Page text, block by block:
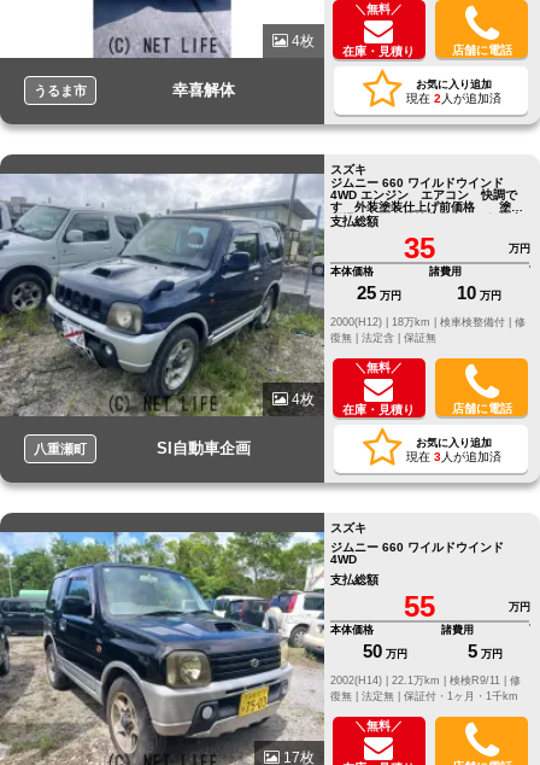
4枚
うるま市 幸喜解体
＼無料／
在庫・見積り 店舗に電話
お気に入り追加
現在 2 人が追加済
4枚
八重瀬町 SI自動車企画
スズキ
ジムニー 660 ワイルドウインド
4WD エンジン エアコン 快調で
す 外装塗装仕上げ前価格 塗装
工場が空き次第塗装予定 価格変
更
支払総額
35
万円
本体価格
25 万円
諸費用
10 万円
修
復無 | 法定含 | 保証無
＼無料／
在庫・見積り 店舗に電話
お気に入り追加
現在 3人が追加済
17枚
スズキ
ジムニー 660 ワイルドウインド
4WD
支払総額
55
万円
本体価格
50 万円
諸費用
5 万円
修
復無 | 法定無 | 保証付・1ヶ月・1千km
＼無料／